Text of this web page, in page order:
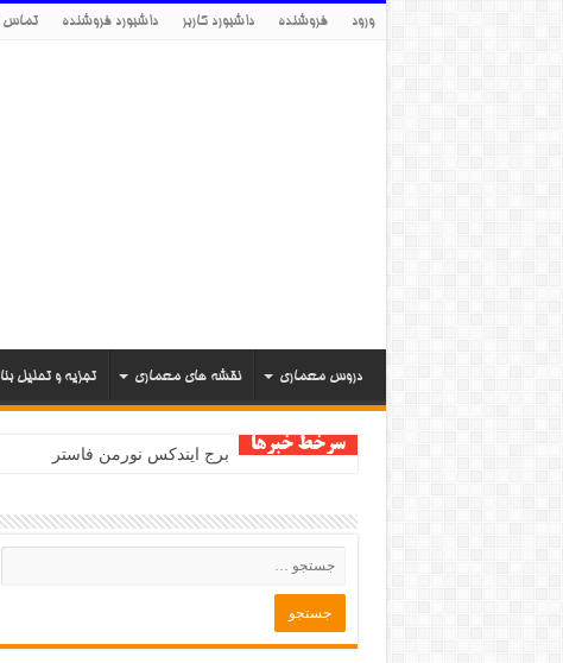
ورود فروشنده داشبورد کاربر داشبورد فروشنده تماس
دروس معماری نقشه های معماری تجزیه و تحلیل
سرخط خبرها برج ایندکس نورمن فاستر